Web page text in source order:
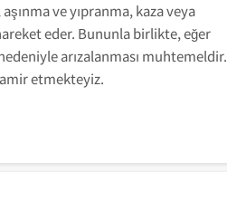
ve yıpranma, kaza veya
eder. Bununla birlikte, eğer
arızalanması muhtemeldir.
etmekteyiz.